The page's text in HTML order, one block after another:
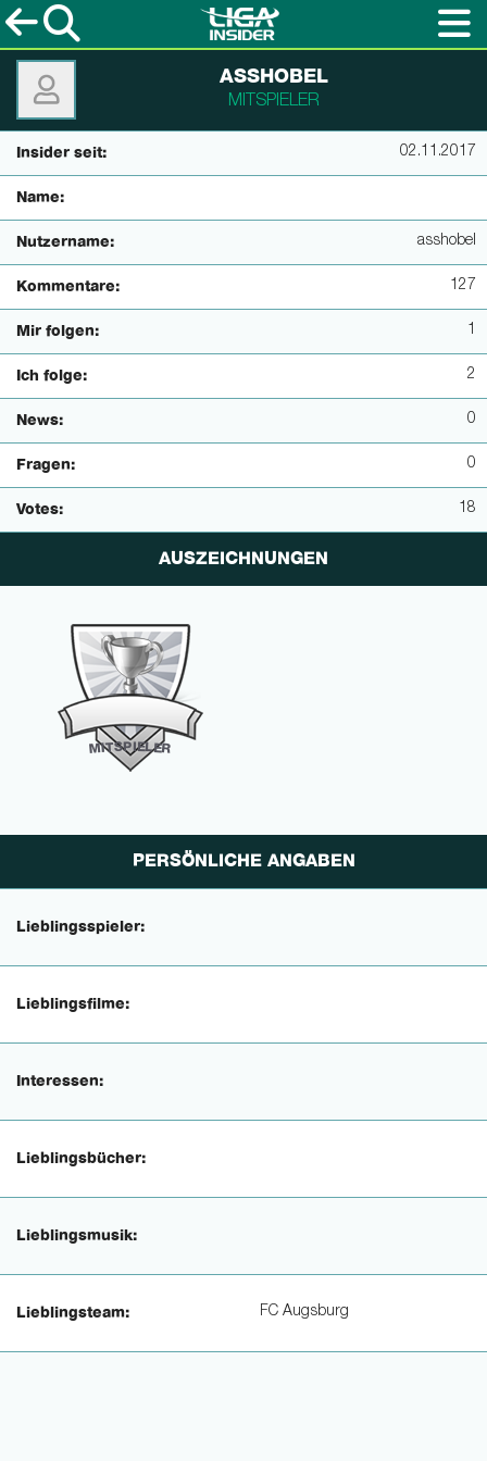
ASSHOBEL
MITSPIELER
Insider seit: 02.11.2017
Name:
Nutzername: asshobel
Kommentare: 127
Mir folgen: 1
Ich folge: 2
News: 0
Fragen: 0
Votes: 18
AUSZEICHNUNGEN
MITSPIELER
PERSÖNLICHE ANGABEN
Lieblingsspieler:
Lieblingsfilme:
Interessen:
Lieblingsbücher:
Lieblingsmusik:
Lieblingsteam: FC Augsburg